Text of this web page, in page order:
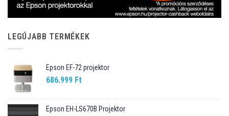
LEGÚJABB TERMÉKEK
Epson EF-72 projektor
686.999 Ft
Epson EH-LS670B Projektor